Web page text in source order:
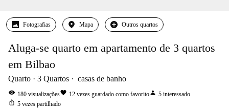
Fotografias Mapa Outros quartos
Aluga-se quarto em apartamento de 3 quartos
em Bilbao
Quarto 3 Quartos casas de banho
visibility 180 visualizaçõesfavorite 12 vezes guardado como favoritoperson 5 interessado
ios_share 5 vezes partilhado